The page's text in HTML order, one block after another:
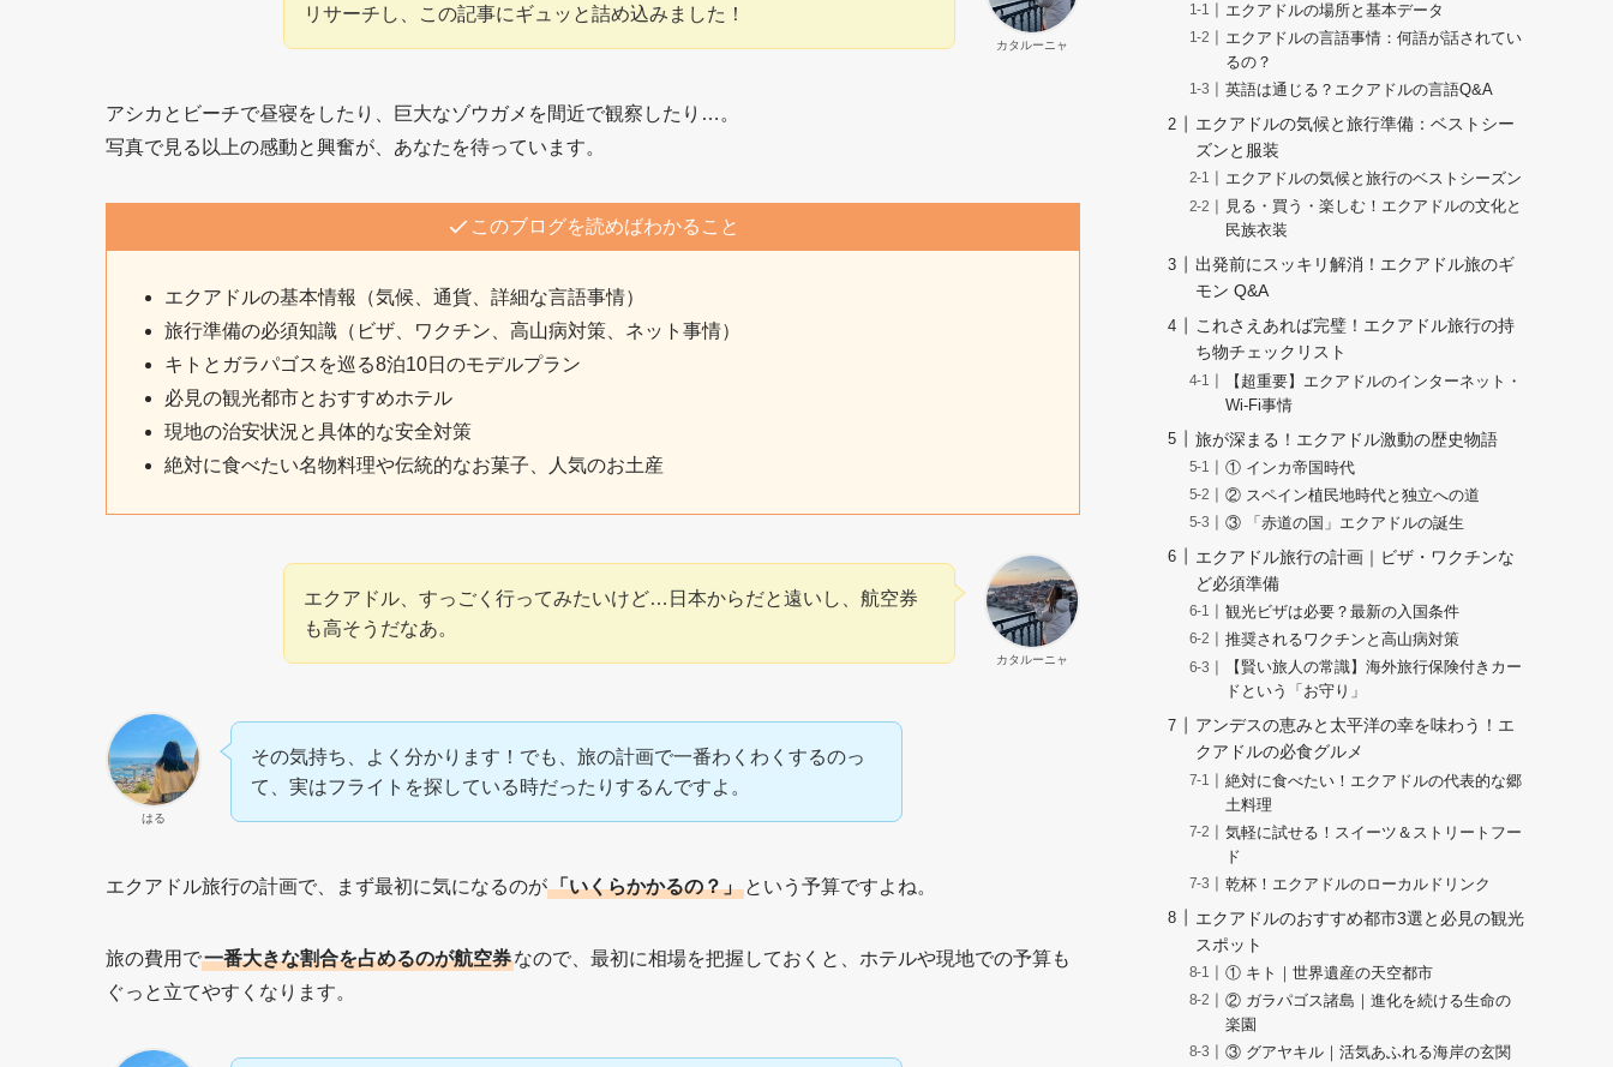
カタルーニャ
リサーチし、この記事にギュッと詰め込みました！
アシカとビーチで昼寝をしたり、巨大なゾウガメを間近で観察したり…。
写真で見る以上の感動と興奮が、あなたを待っています。
このブログを読めばわかること
エクアドルの基本情報（気候、通貨、詳細な言語事情）
旅行準備の必須知識（ビザ、ワクチン、高山病対策、ネット事情）
キトとガラパゴスを巡る8泊10日のモデルプラン
必見の観光都市とおすすめホテル
現地の治安状況と具体的な安全対策
絶対に食べたい名物料理や伝統的なお菓子、人気のお土産
カタルーニャ
エクアドル、すっごく行ってみたいけど…日本からだと遠いし、航空券
も高そうだなあ。
はる
その気持ち、よく分かります！でも、旅の計画で一番わくわくするのっ
て、実はフライトを探している時だったりするんですよ。
エクアドル旅行の計画で、まず最初に気になるのが「いくらかかるの？」 という予算ですよね。
旅の費用で一番大きな割合を占めるのが航空券なので、最初に相場を把握しておくと、ホテルや現地での予算も
ぐっと立てやすくなります。
エクアドルの場所と基本データ
エクアドルの言語事情：何語が話されてい
るの？
英語は通じる？エクアドルの言語Q&A
エクアドルの気候と旅行準備：ベストシー
ズンと服装
エクアドルの気候と旅行のベストシーズン
見る・買う・楽しむ！エクアドルの文化と
民族衣装
出発前にスッキリ解消！エクアドル旅のギ
モン Q&A
これさえあれば完璧！エクアドル旅行の持
ち物チェックリスト
【超重要】エクアドルのインターネット・
Wi-Fi事情
旅が深まる！エクアドル激動の歴史物語
① インカ帝国時代
② スペイン植民地時代と独立への道
③ 「赤道の国」エクアドルの誕生
エクアドル旅行の計画｜ビザ・ワクチンな
ど必須準備
観光ビザは必要？最新の入国条件
推奨されるワクチンと高山病対策
【賢い旅人の常識】海外旅行保険付きカー
ドという「お守り」
アンデスの恵みと太平洋の幸を味わう！エ
クアドルの必食グルメ
絶対に食べたい！エクアドルの代表的な郷
土料理
気軽に試せる！スイーツ＆ストリートフー
ド
乾杯！エクアドルのローカルドリンク
エクアドルのおすすめ都市3選と必見の観光
スポット
① キト｜世界遺産の天空都市
② ガラパゴス諸島｜進化を続ける生命の
楽園
③ グアヤキル｜活気あふれる海岸の玄関